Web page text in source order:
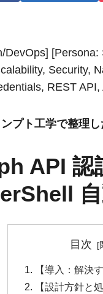
DevOps]
Security,
REST API,
プト工学で整理し
API
目次
【導入：解決
【設計方針と